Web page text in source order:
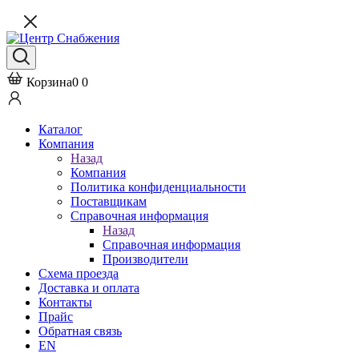
Корзина0 0
Каталог
Компания
Назад
Компания
Политика конфиденциальности
Поставщикам
Справочная информация
Назад
Справочная информация
Производители
Схема проезда
Доставка и оплата
Контакты
Прайс
Обратная связь
EN